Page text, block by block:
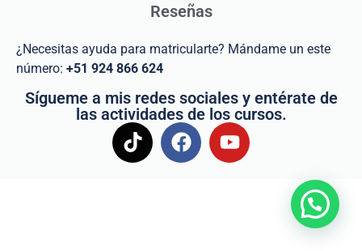
Reseñas
¿Necesitas ayuda para matricularte? Mándame un este
número: +51 924 866 624
Sígueme a mis redes sociales y entérate de
las actividades de los cursos.